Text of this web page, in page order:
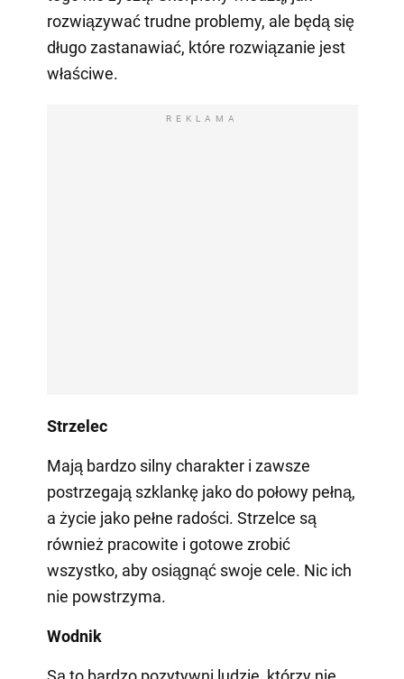
rozwiązywać trudne problemy, ale będą się
długo zastanawiać, które rozwiązanie jest
właściwe.
REKLAMA
Strzelec
Mają bardzo silny charakter i zawsze
postrzegają szklankę jako do połowy pełną,
a życie jako pełne radości. Strzelce są
również pracowite i gotowe zrobić
wszystko, aby osiągnąć swoje cele. Nic ich
nie powstrzyma.
Wodnik